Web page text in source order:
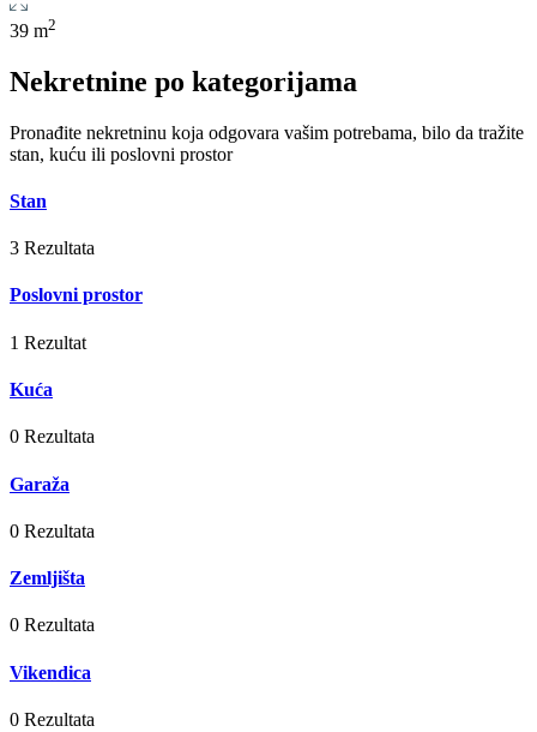
39 m2
Nekretnine po kategorijama
Pronađite nekretninu koja odgovara vašim potrebama, bilo da tražite
stan, kuću ili poslovni prostor
Stan
3 Rezultata
Poslovni prostor
1 Rezultat
Kuća
0 Rezultata
Garaža
0 Rezultata
Zemljišta
0 Rezultata
Vikendica
0 Rezultata